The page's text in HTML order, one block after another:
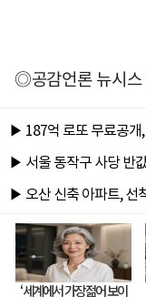
◎공감언론 뉴시스